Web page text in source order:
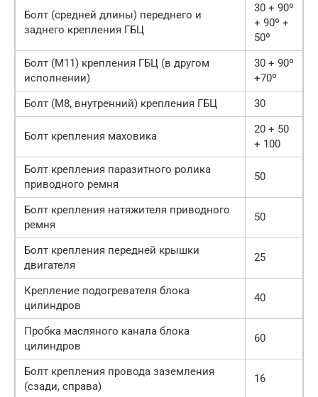
Болт (средней длины) переднего и
заднего крепления ГБЦ
30 + 90º
+ 90º +
50º
Болт (М11) крепления ГБЦ (в другом
исполнении)
30 + 90º
+70º
Болт (М8, внутренний) крепления ГБЦ
30
Болт крепления маховика
20 + 50
+ 100
Болт крепления паразитного ролика
приводного ремня
50
Болт крепления натяжителя приводного
ремня
50
Болт крепления передней крышки
двигателя
25
Крепление подогревателя блока
цилиндров
40
Пробка масляного канала блока
цилиндров
60
Болт крепления провода заземления
(сзади, справа)
16